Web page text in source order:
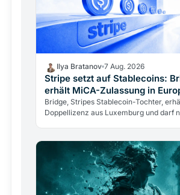
Ilya Bratanov 7 Aug. 2026
Stripe setzt auf Stablecoins:
erhält MiCA-Zulassung in
Bridge, Stripes Stablecoin-Tochter,
Doppellizenz aus Luxemburg und darf